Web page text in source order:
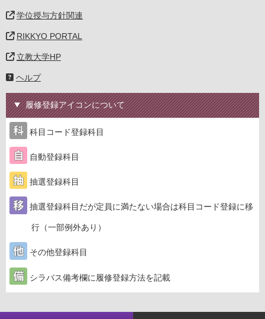
学位授与方針関連
RIKKYO PORTAL
立教大学HP
ヘルプ
履修登録アイコンについて
科目コード登録科目
自動登録科目
抽選登録科目
抽選登録科目だが定員に満たない場合は科目コード登録に移
行（一部例外あり）
その他登録科目
シラバス備考欄に履修登録方法を記載